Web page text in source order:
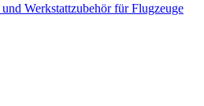
Werkstattzubehör für Flugzeuge